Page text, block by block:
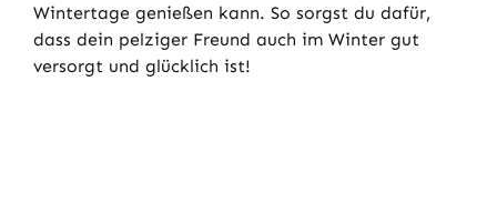
Wintertage genießen kann. So sorgst du dafür,
dass dein pelziger Freund auch im Winter gut
versorgt und glücklich ist!